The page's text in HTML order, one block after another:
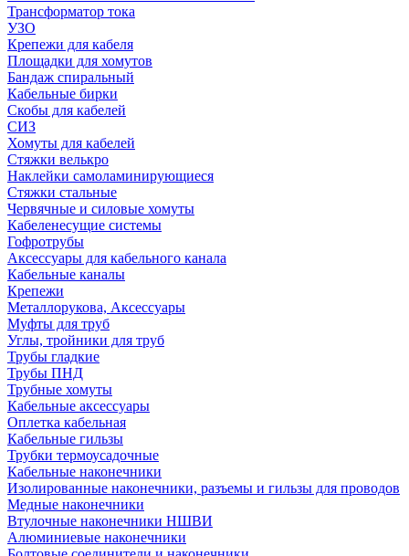
Трансформатор тока
УЗО
Крепежи для кабеля
Площадки для хомутов
Бандаж спиральный
Кабельные бирки
Cкобы для кабелей
СИЗ
Хомуты для кабелей
Стяжки велькро
Наклейки самоламинирующиеся
Стяжки стальные
Червячные и силовые хомуты
Кабеленесущие системы
Гофротрубы
Аксессуары для кабельного канала
Кабельные каналы
Крепежи
Металлорукова, Аксессуары
Муфты для труб
Углы, тройники для труб
Трубы гладкие
Трубы ПНД
Трубные хомуты
Кабельные аксессуары
Оплетка кабельная
Кабельные гильзы
Трубки термоусадочные
Кабельные наконечники
Изолированные наконечники, разъемы и гильзы для проводов
Медные наконечники
Втулочные наконечники НШВИ
Алюминиевые наконечники